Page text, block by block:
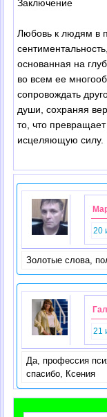
Заключение
Любовь к людям в
основанная на
во всем ее
сопровождать
души, сохраняя
то, что
исцеляющую силу.
20
Золотые слова,
21
Да, профессия
спасибо, Ксения